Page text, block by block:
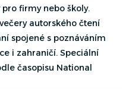
firmy nebo školy.
autorského čtení
spojené s poznáváním
i zahraničí. Speciální
časopisu National